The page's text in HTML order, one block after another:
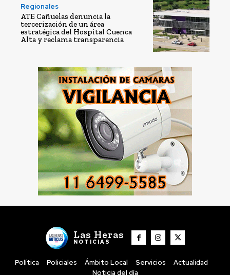
Regionales
ATE Cañuelas denuncia la
tercerización de un área
estratégica del Hospital Cuenca
Alta y reclama transparencia
Las Heras
NOTICIAS
Política Policiales Ámbito Local Servicios
Actualidad
Noticia del día